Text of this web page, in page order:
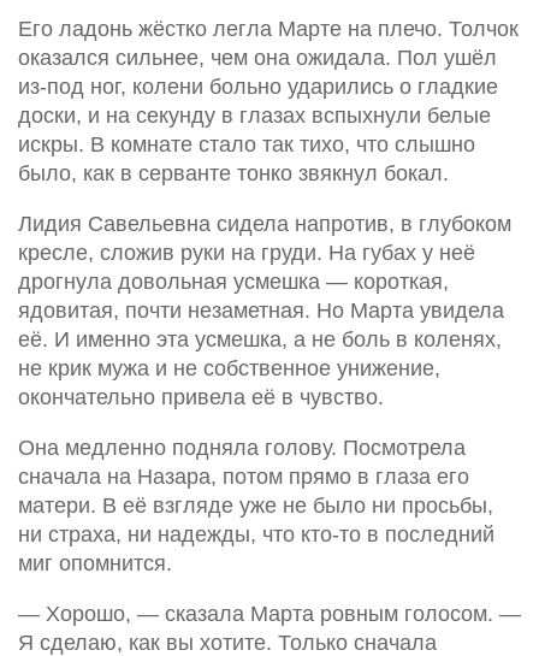
Его ладонь жёстко легла Марте на плечо. Толчок
оказался сильнее, чем она ожидала. Пол ушёл
из-под ног, колени больно ударились о гладкие
доски, и на секунду в глазах вспыхнули белые
искры. В комнате стало так тихо, что слышно
было, как в серванте тонко звякнул бокал.
Лидия Савельевна сидела напротив, в глубоком
кресле, сложив руки на груди. На губах у неё
дрогнула довольная усмешка — короткая,
ядовитая, почти незаметная. Но Марта увидела
её. И именно эта усмешка, а не боль в коленях,
не крик мужа и не собственное унижение,
окончательно привела её в чувство.
Она медленно подняла голову. Посмотрела
сначала на Назара, потом прямо в глаза его
матери. В её взгляде уже не было ни просьбы,
ни страха, ни надежды, что кто-то в последний
миг опомнится.
— Хорошо, — сказала Марта ровным голосом. —
Я сделаю, как вы хотите. Только сначала